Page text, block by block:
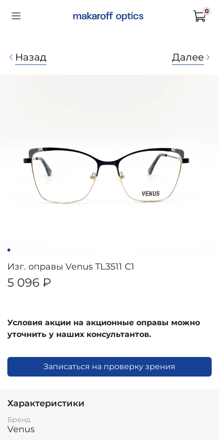
0
Назад Далее
Изг. оправы Venus TL3511 C1
5 096 ₽
Условия акции на акционные оправы можно
уточнить у наших консультантов.
Записаться на проверку зрения
Характеристики
Бренд
Venus